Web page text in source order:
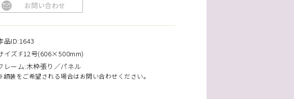
お問い合わせ
品ID:1643
イズ:F12号(606×500mm)
レーム:木枠張り／パネル
装をご希望される場合はお問い合わせください。